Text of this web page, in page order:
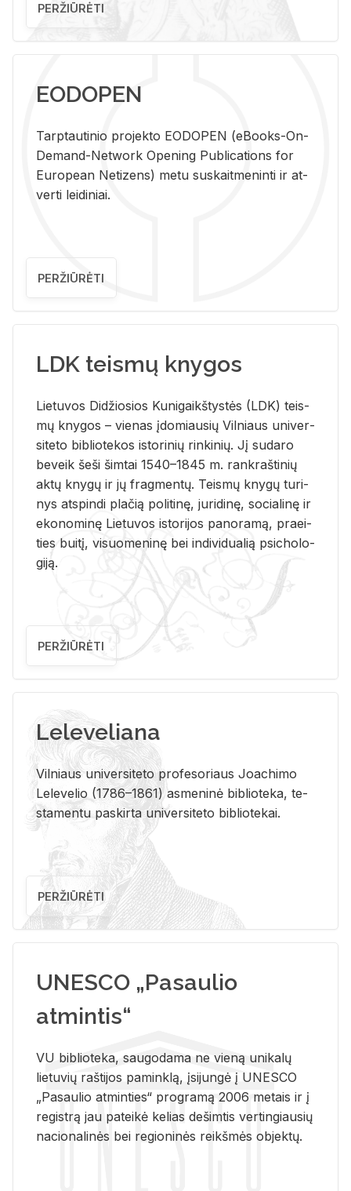
PERŽIŪRĖTI
EODOPEN
Tarp­tau­ti­nio pro­jek­to EO­DO­PEN (eBo­oks-On-
De­mand-Ne­twork Ope­ning Pub­li­ca­tions for
Eu­ro­pe­an Ne­ti­zens) metu su­skait­me­nin­ti ir at­
ver­ti lei­di­niai.
PERŽIŪRĖTI
LDK teismų knygos
Lie­tu­vos Di­džio­sios Ku­ni­gaikš­tys­tės (LDK) teis­
mų kny­gos – vie­nas įdo­miau­sių Vil­niaus uni­ver­
si­te­to bi­b­lio­te­kos is­to­ri­nių rin­ki­nių. Jį su­da­ro
be­veik šeši šim­tai 1540–1845 m. rank­raš­ti­nių
aktų kny­gų ir jų frag­men­tų. Teis­mų kny­gų tu­ri­
nys at­spin­di pla­čią po­li­ti­nę, ju­ri­di­nę, so­cia­li­nę ir
eko­no­mi­nę Lie­tu­vos is­to­ri­jos pa­no­ra­mą, pra­ei­
ties bui­tį, vi­suo­me­ni­nę bei in­di­vi­dua­lią psi­cho­lo­
gi­ją.
PERŽIŪRĖTI
Leleveliana
Vil­niaus uni­ver­si­te­to pro­fe­so­riaus Jo­a­chi­mo
Le­le­ve­lio (1786–1861) as­me­ni­nė bi­b­lio­te­ka, te­
sta­men­tu pa­skir­ta uni­ver­si­te­to bi­b­lio­te­kai.
PERŽIŪRĖTI
UNESCO „Pasaulio
atmintis“
VU biblioteka, saugodama ne vieną unikalų
lietuvių raštijos paminklą, įsijungė į UNESCO
„Pasaulio atminties“ programą 2006 metais ir į
registrą jau pateikė kelias dešimtis vertingiausių
nacionalinės bei regioninės reikšmės objektų.